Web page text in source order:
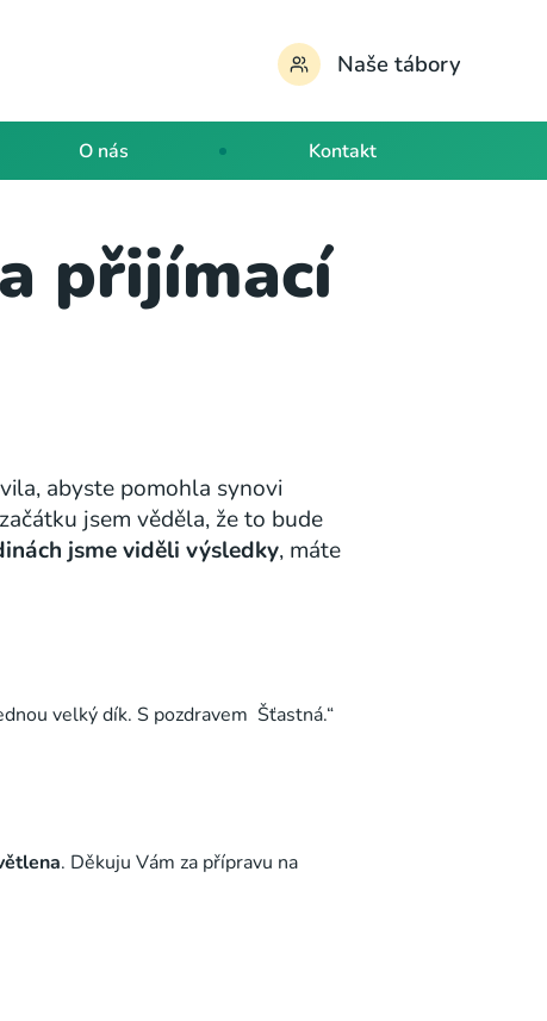
Naše tábory
O nás Kontakt
přijímací
abyste pomohla synovi
jsem věděla, že to bude
jsme viděli výsledky, máte
velký dík. S pozdravem Šťastná.“
. Děkuju Vám za přípravu na